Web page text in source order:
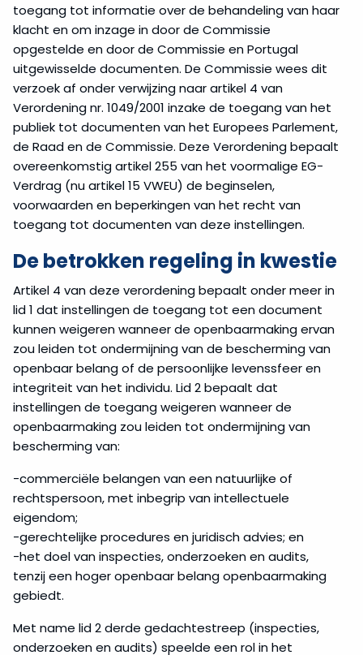
toegang tot informatie over de behandeling van haar
klacht en om inzage in door de Commissie
opgestelde en door de Commissie en Portugal
uitgewisselde documenten. De Commissie wees dit
verzoek af onder verwijzing naar artikel 4 van
Verordening nr. 1049/2001 inzake de toegang van het
publiek tot documenten van het Europees Parlement,
de Raad en de Commissie. Deze Verordening bepaalt
overeenkomstig artikel 255 van het voormalige EG-
Verdrag (nu artikel 15 VWEU) de beginselen,
voorwaarden en beperkingen van het recht van
toegang tot documenten van deze instellingen.
De betrokken regeling in kwestie
Artikel 4 van deze verordening bepaalt onder meer in
lid 1 dat instellingen de toegang tot een document
kunnen weigeren wanneer de openbaarmaking ervan
zou leiden tot ondermijning van de bescherming van
openbaar belang of de persoonlijke levenssfeer en
integriteit van het individu. Lid 2 bepaalt dat
instellingen de toegang weigeren wanneer de
openbaarmaking zou leiden tot ondermijning van
bescherming van:
-commerciële belangen van een natuurlijke of
rechtspersoon, met inbegrip van intellectuele
eigendom;
-gerechtelijke procedures en juridisch advies; en
-het doel van inspecties, onderzoeken en audits,
tenzij een hoger openbaar belang openbaarmaking
gebiedt.
Met name lid 2 derde gedachtestreep (inspecties,
onderzoeken en audits) speelde een rol in het